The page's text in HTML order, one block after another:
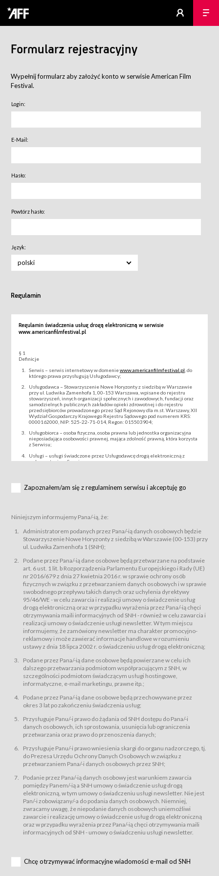
Formularz rejestracyjny
Wypełnij formularz aby założyć konto w serwisie American Film
Festival.
Login:
E-Mail:
Hasło:
Powtórz hasło:
Język:
polski
Regulamin
Regulamin świadczenia usług drogą elektroniczną w serwisie
www.americanfilmfestival.pl
§ 1
Definicje
Serwis – serwis internetowy w domeniewww.americanfilmfestival.pl , do
którego prawa przysługują Usługodawcy;
Usługodawca – Stowarzyszenie Nowe Horyzonty z siedzibą w Warszawie
przy ul. Ludwika Zamenhofa 1, 00-153 Warszawa, wpisane do rejestru
stowarzyszeń, innych organizacji społecznych i zawodowych, fundacji oraz
samodzielnych publicznych zakładów opieki zdrowotnej i do rejestru
przedsiębiorców prowadzonego przez Sąd Rejonowy dla m.st. Warszawy, XII
Wydział Gospodarczy Krajowego Rejestru Sądowego pod numerem KRS:
0000162000, NIP: 525-22-71-014, Regon: 015503904;
Usługobiorca – osoba fizyczna, osoba prawna lub jednostka organizacyjna
nieposiadająca osobowości prawnej, mająca zdolność prawną, która korzysta
z Serwisu;
Usługi – usługi świadczone przez Usługodawcę drogą elektroniczną z
wykorzystaniem Serwisu;
za pośrednictwem Serwisu;
podmiotom z branży mediów i filmowej (Akredytacje);
Bilety – wybrane dokumenty potwierdzające zawarcie umowy z
Usługodawcą i uprawniające do wzięcia udziału w Wydarzeniu,
przewidziane przez Usługodawcę dla danego Wydarzenia, tj. uprawniające
do uczestnictwa w wielu albo w pojedynczych seansach filmowych,
Sklep – sklep internetowy prowadzony przez Usługodawcę w Serwisie;
Regulamin – niniejszy regulamin.
§ 2
Postanowienia ogólne
Regulamin określa zasady:
świadczenia Usługobiorcom Usług przez Usługodawcę, z
zastrzeżeniem usług, o których mowa w ust. 2 pkt. 4 i 5 poniżej, których
zasady świadczenia precyzują odrębne regulaminy,
przetwarzania przez Usługodawcę danych osobowych Usługobiorców
będących osobami fizycznymi.
świadczy Usługi drogą elektroniczną w rozumieniu ustawy z dnia 18 lipca
2002 r. o świadczeniu usług drogą elektroniczną (Dz.U. z 2002 r., Nr 144, poz.
1204, z późń. zm.). Usługi świadczone są nieodpłatnie.
usługę przeglądania i odczytywania przez Usługobiorców materiałów
zamieszczanych w Serwisie,
usługę utrzymywania konta użytkownika w Serwisie,
usługę newsletter,
usługę zawierania na odległość umów nabycia Karnetów i Biletów,
usługę zawierania na odległość umów sprzedaży w Sklepie.
dnia 18 lipca 2002 r. o świadczeniu usług drogą elektroniczną (Dz.U. z 2002
r., Nr 144, poz. 1204, z późń. zm.). Usługi świadczone są nieodpłatnie.
Na zasadach określonych w Regulaminie dostęp do Serwisu jest otwarty dla
Usługobiorca przed rozpoczęciem korzystania z Serwisu jest zobowiązany
zapoznać się z Regulaminem. Założenie konta w Serwisie oraz zamówienie
usługi newsletter za pośrednictwem przeznaczonego do tego formularza
zamieszczonego na stronach Serwisu dostępnych dla wszystkich
Usługobiorców wymaga akceptacji postanowień Regulaminu.
Usługobiorca zobowiązany jest do przestrzegania postanowień Regulaminu
od chwili rozpoczęcia korzystania z Serwisu.
Regulamin jest udostępniony Usługobiorcom nieodpłatnie za
Warunki techniczne korzystania z Usług
Zapoznałem/am się z regulaminem serwisu i akceptuję go
Niniejszym informujemy Pana/-ią, że:
Administratorem podanych przez Pana/-ią danych osobowych będzie
Stowarzyszenie Nowe Horyzonty z siedzibą w Warszawie (00-153) przy
ul. Ludwika Zamenhofa 1 (SNH);
Podane przez Pana/-ią dane osobowe będą przetwarzane na podstawie
art. 6 ust. 1 lit. b Rozporządzenia Parlamentu Europejskiego i Rady (UE)
nr 2016/679 z dnia 27 kwietnia 2016 r. w sprawie ochrony osób
fizycznych w związku z przetwarzaniem danych osobowych i w sprawie
swobodnego przepływu takich danych oraz uchylenia dyrektywy
95/46/WE - w celu zawarcia i realizacji umowy o świadczenie usług
drogą elektroniczną oraz w przypadku wyrażenia przez Pana/-ią chęci
otrzymywania maili informacyjnych od SNH - również w celu zawarcia i
realizacji umowy o świadczenie usługi newsletter. W tym miejscu
informujemy, że zamówiony newsletter ma charakter promocyjno-
reklamowy i może zawierać informacje handlowe w rozumieniu
ustawy z dnia 18 lipca 2002 r. o świadczeniu usług drogą elektroniczną;
Podane przez Pana/-ią dane osobowe będą powierzane w celu ich
dalszego przetwarzania podmiotom współpracującym z SNH, w
szczególności podmiotom świadczącym usługi hostingowe,
informatyczne, e-mail marketingu, prawne itp.;
Podane przez Pana/-ią dane osobowe będą przechowywane przez
okres 3 lat po zakończeniu świadczenia usług;
Przysługuje Panu/-i prawo do żądania od SNH dostępu do Pana/-i
danych osobowych, ich sprostowania, usunięcia lub ograniczenia
przetwarzania oraz prawo do przenoszenia danych;
Przysługuje Panu/-i prawo wniesienia skargi do organu nadzorczego, tj.
do Prezesa Urzędu Ochrony Danych Osobowych w związku z
przetwarzaniem Pana/-i danych osobowych przez SNH;
Podanie przez Pana/-ią danych osobowy jest warunkiem zawarcia
pomiędzy Panem/-ią a SNH umowy o świadczenie usług drogą
elektroniczną, w tym umowy o świadczeniu usługi newsletter. Nie jest
Pan/-i zobowiązany/-a do podania danych osobowych. Niemniej,
zwracamy uwagę, że niepodanie danych osobowych uniemożliwi
zawarcie i realizację umowy o świadczenie usług drogą elektroniczną
oraz w przypadku wyrażenia przez Pana/-ią chęci otrzymywania maili
informacyjnych od SNH - umowy o świadczeniu usługi newsletter.
Chcę otrzymywać informacyjne wiadomości e-mail od SNH